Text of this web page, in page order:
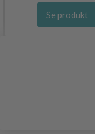
Se produkt